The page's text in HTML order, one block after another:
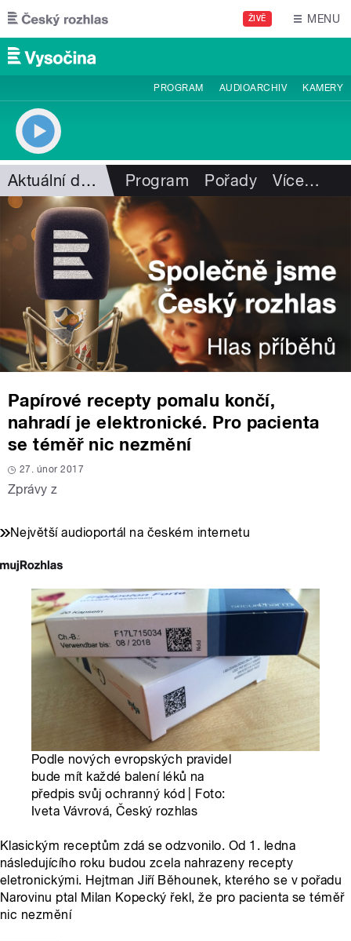
Přejít k hlavnímu obsahu
ŽIVĚ MENU
PROGRAM AUDIOARCHIV KAMERY
Aktuální dění Program Pořady Více…
Papírové recepty pomalu končí,
nahradí je elektronické. Pro pacienta
se téměř nic nezmění
27. únor 2017
Zprávy z
Největší audioportál na českém internetu
Podle nových evropských pravidel
bude mít každé balení léků na
předpis svůj ochranný kód | Foto:
Iveta Vávrová, Český rozhlas
Klasickým receptům zdá se odzvonilo. Od 1. ledna
následujícího roku budou zcela nahrazeny recepty
eletronickými. Hejtman Jiří Běhounek, kterého se v pořadu
Narovinu ptal Milan Kopecký řekl, že pro pacienta se téměř
nic nezmění